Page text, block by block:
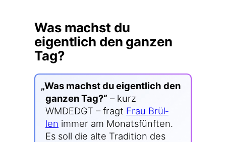
Was machst du
eigentlich den ganzen
Tag?
„Was machst du eigent­lich den
gan­zen Tag?“ – kurz
WMDEDGT – fragt Frau Brül­
len immer am Monats­fünf­ten.
Es soll die alte Tra­di­ti­on des